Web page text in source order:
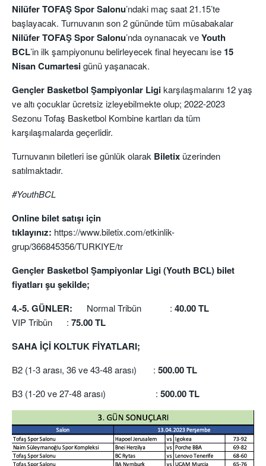
Nilüfer TOFAŞ Spor Salonu’ndaki maç saat 21.15’te
başlayacak. Turnuvanın son 2 gününde tüm müsabakalar
Nilüfer TOFAŞ Spor Salonu’nda oynanacak veYouth
BCL’in ilk şampiyonunu belirleyecek final heyecanı ise 15
Nisan Cumartesigünü yaşanacak.
Gençler Basketbol Şampiyonlar Ligikarşılaşmalarını 12 yaş
ve altı çocuklar ücretsiz izleyebilmekte olup; 2022-2023
Sezonu Tofaş Basketbol Kombine kartları da tüm
karşılaşmalarda geçerlidir.
Turnuvanın biletleri ise günlük olarak Biletix üzerinden
satılmaktadır.
#YouthBCL
Online bilet satışı için
tıklayınız: https://www.biletix.com/etkinlik-
grup/366845356/TURKIYE/tr
Gençler Basketbol Şampiyonlar Ligi (Youth BCL) bilet
fiyatları şu şekilde;
4.-5. GÜNLER: Normal Tribün : 40.00 TL
VIP Tribün : 75.00 TL
SAHA İÇİ KOLTUK FİYATLARI;
B2 (1-3 arası, 36 ve 43-48 arası) : 500.00 TL
B3 (1-20 ve 27-48 arası) : 500.00 TL